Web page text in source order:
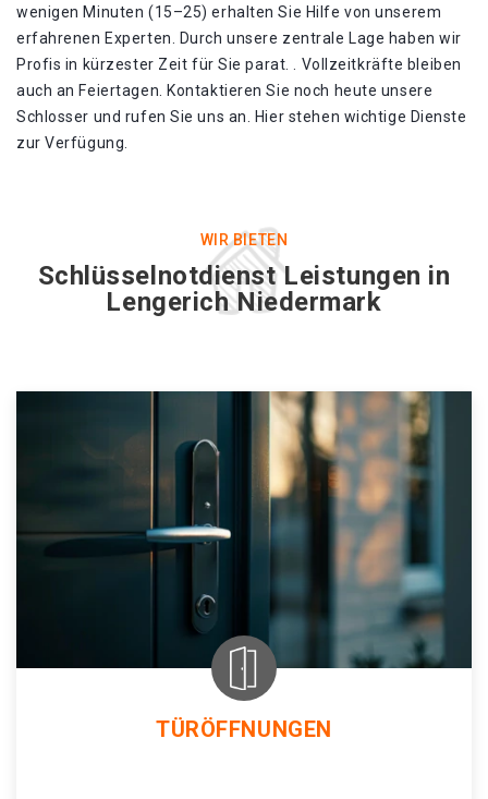
wenigen Minuten (15–25) erhalten Sie Hilfe von unserem
erfahrenen Experten. Durch unsere zentrale Lage haben wir
Profis in kürzester Zeit für Sie parat. . Vollzeitkräfte bleiben
auch an Feiertagen. Kontaktieren Sie noch heute unsere
Schlosser und rufen Sie uns an. Hier stehen wichtige Dienste
zur Verfügung.
WIR BIETEN
Schlüsselnotdienst Leistungen in
Lengerich Niedermark
TÜRÖFFNUNGEN